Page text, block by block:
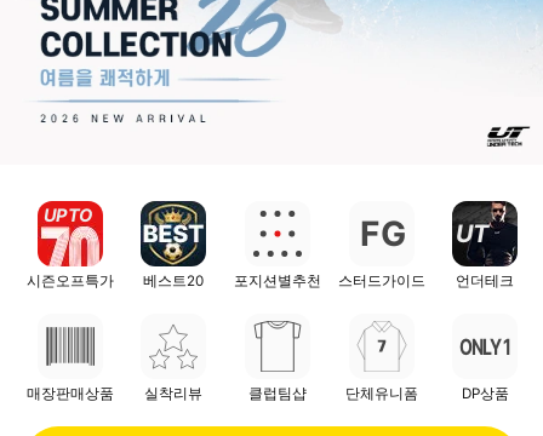
UP TO
시즌오프특가 베스트20 포지션별추천
FG
스터드가이드
UT
언더테크
매장판매상품 실착리뷰 클럽팀샵 단체유니폼
ONLY 1
DP상품